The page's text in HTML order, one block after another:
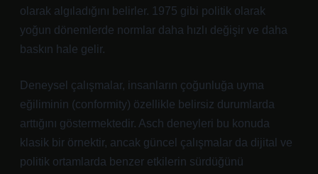
olarak algıladığını belirler. 1975 gibi politik olarak
yoğun dönemlerde normlar daha hızlı değişir ve daha
baskın hale gelir.
Deneysel çalışmalar, insanların çoğunluğa uyma
eğiliminin (conformity) özellikle belirsiz durumlarda
arttığını göstermektedir. Asch deneyleri bu konuda
klasik bir örnektir, ancak güncel çalışmalar da dijital ve
politik ortamlarda benzer etkilerin sürdüğünü